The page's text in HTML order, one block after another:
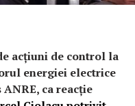
acțiuni de control la
energiei electrice
ca reacție